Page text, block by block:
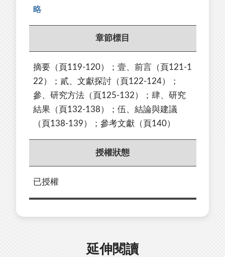
略
章節標目
摘要（頁119-120）；壹、前言（頁121-1
22）；貳、文獻探討（頁122-124）；
參、研究方法（頁125-132）；肆、研究
結果（頁132-138）；伍、結論與建議
（頁138-139）；參考文獻（頁140）
授權狀態
已授權
延伸閱讀